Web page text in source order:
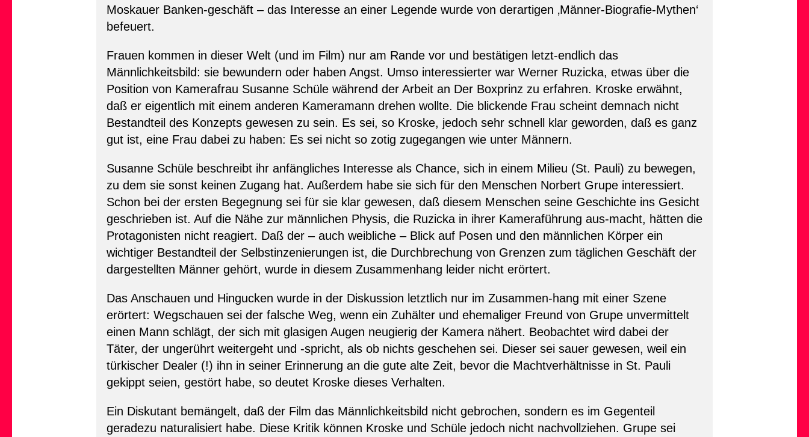
Moskauer Banken-geschäft – das Interesse an einer Legende wurde von derartigen ‚Männer-Biografie-Mythen‘
befeuert.
Frauen kommen in dieser Welt (und im Film) nur am Rande vor und bestätigen letzt-endlich das
Männlichkeitsbild: sie bewundern oder haben Angst. Umso interessierter war Werner Ruzicka, etwas über die
Position von Kamerafrau Susanne Schüle während der Arbeit an Der Boxprinz zu erfahren. Kroske erwähnt,
daß er eigentlich mit einem anderen Kameramann drehen wollte. Die blickende Frau scheint demnach nicht
Bestandteil des Konzepts gewesen zu sein. Es sei, so Kroske, jedoch sehr schnell klar geworden, daß es ganz
gut ist, eine Frau dabei zu haben: Es sei nicht so zotig zugegangen wie unter Männern.
Susanne Schüle beschreibt ihr anfängliches Interesse als Chance, sich in einem Milieu (St. Pauli) zu bewegen,
zu dem sie sonst keinen Zugang hat. Außerdem habe sie sich für den Menschen Norbert Grupe interessiert.
Schon bei der ersten Begegnung sei für sie klar gewesen, daß diesem Menschen seine Geschichte ins Gesicht
geschrieben ist. Auf die Nähe zur männlichen Physis, die Ruzicka in ihrer Kameraführung aus-macht, hätten die
Protagonisten nicht reagiert. Daß der – auch weibliche – Blick auf Posen und den männlichen Körper ein
wichtiger Bestandteil der Selbstinzenierungen ist, die Durchbrechung von Grenzen zum täglichen Geschäft der
dargestellten Männer gehört, wurde in diesem Zusammenhang leider nicht erörtert.
Das Anschauen und Hingucken wurde in der Diskussion letztlich nur im Zusammen-hang mit einer Szene
erörtert: Wegschauen sei der falsche Weg, wenn ein Zuhälter und ehemaliger Freund von Grupe unvermittelt
einen Mann schlägt, der sich mit glasigen Augen neugierig der Kamera nähert. Beobachtet wird dabei der
Täter, der ungerührt weitergeht und -spricht, als ob nichts geschehen sei. Dieser sei sauer gewesen, weil ein
türkischer Dealer (!) ihn in seiner Erinnerung an die gute alte Zeit, bevor die Machtverhältnisse in St. Pauli
gekippt seien, gestört habe, so deutet Kroske dieses Verhalten.
Ein Diskutant bemängelt, daß der Film das Männlichkeitsbild nicht gebrochen, sondern es im Gegenteil
geradezu naturalisiert habe. Diese Kritik können Kroske und Schüle jedoch nicht nachvollziehen. Grupe sei